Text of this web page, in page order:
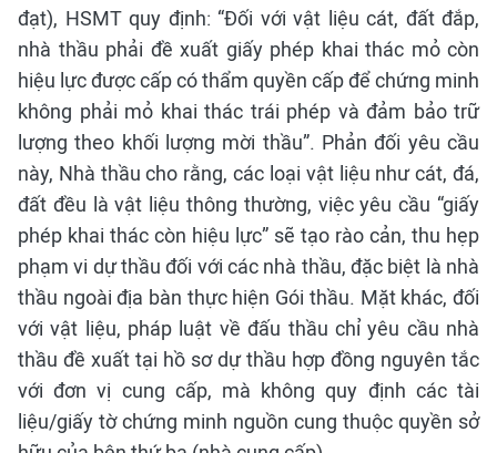
đạt), HSMT quy định: “Đối với vật liệu cát, đất đắp,
nhà thầu phải đề xuất giấy phép khai thác mỏ còn
hiệu lực được cấp có thẩm quyền cấp để chứng minh
không phải mỏ khai thác trái phép và đảm bảo trữ
lượng theo khối lượng mời thầu”. Phản đối yêu cầu
này, Nhà thầu cho rằng, các loại vật liệu như cát, đá,
đất đều là vật liệu thông thường, việc yêu cầu “giấy
phép khai thác còn hiệu lực” sẽ tạo rào cản, thu hẹp
phạm vi dự thầu đối với các nhà thầu, đặc biệt là nhà
thầu ngoài địa bàn thực hiện Gói thầu. Mặt khác, đối
với vật liệu, pháp luật về đấu thầu chỉ yêu cầu nhà
thầu đề xuất tại hồ sơ dự thầu hợp đồng nguyên tắc
với đơn vị cung cấp, mà không quy định các tài
liệu/giấy tờ chứng minh nguồn cung thuộc quyền sở